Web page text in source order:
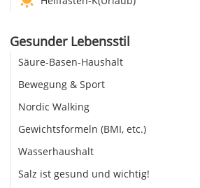
Gesunder Lebensstil
Säure-Basen-Haushalt
Bewegung & Sport
Nordic Walking
Gewichtsformeln (BMI, etc.)
Wasserhaushalt
Salz ist gesund und wichtig!